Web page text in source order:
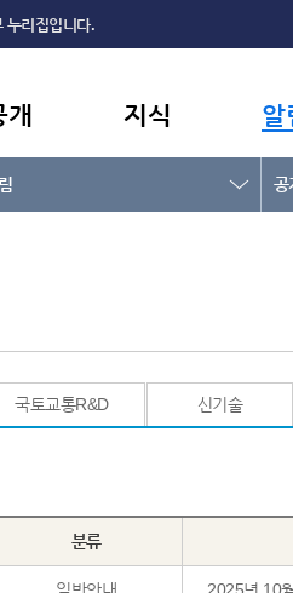
누리집입니다.
개 지식 알
공
국토교통R&D 신기술
분류